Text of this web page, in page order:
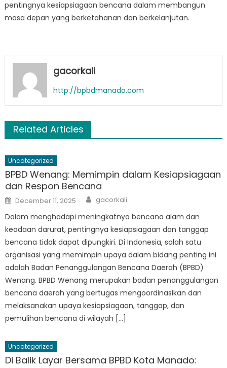
pentingnya kesiapsiagaan bencana dalam membangun
masa depan yang berketahanan dan berkelanjutan.
gacorkali
http://bpbdmanado.com
Related Articles
Uncategorized
BPBD Wenang: Memimpin dalam Kesiapsiagaan
dan Respon Bencana
Posted
on
December 11, 2025 Author
gacorkali
Dalam menghadapi meningkatnya bencana alam dan
keadaan darurat, pentingnya kesiapsiagaan dan tanggap
bencana tidak dapat dipungkiri. Di Indonesia, salah satu
organisasi yang memimpin upaya dalam bidang penting ini
adalah Badan Penanggulangan Bencana Daerah (BPBD)
Wenang. BPBD Wenang merupakan badan penanggulangan
bencana daerah yang bertugas mengoordinasikan dan
melaksanakan upaya kesiapsiagaan, tanggap, dan
pemulihan bencana di wilayah […]
Uncategorized
Di Balik Layar Bersama BPBD Kota Manado: